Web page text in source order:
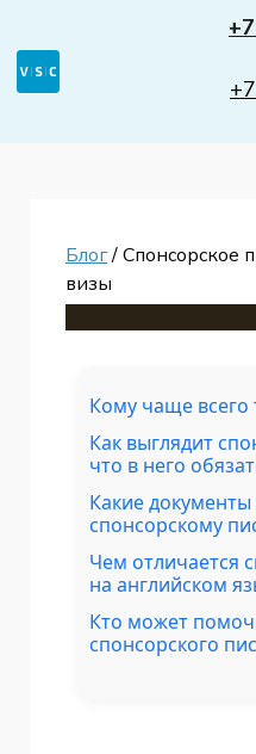
Блог/ Спонсорское
визы
Кому чаще всего
Как выглядит
что в него
Какие
спонсорскому
Чем отличается
на английском
Кто может
спонсорского